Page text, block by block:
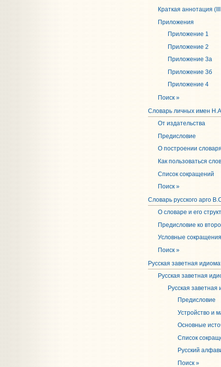
Краткая аннотация
Приложения
Приложение 1
Приложение 2
Приложение 3a
Приложение 3б
Приложение 4
Поиск »
Словарь личных имен
От издательства
Предисловие
О построении
Как пользоваться
Список сокращений
Поиск »
Словарь русского арго
О словаре и его
Предисловие ко
Условные
Поиск »
Русская заветная
Русская заветная
Русская заветная
Предисловие
Устройство и
Основные
Список
Русский
Поиск »